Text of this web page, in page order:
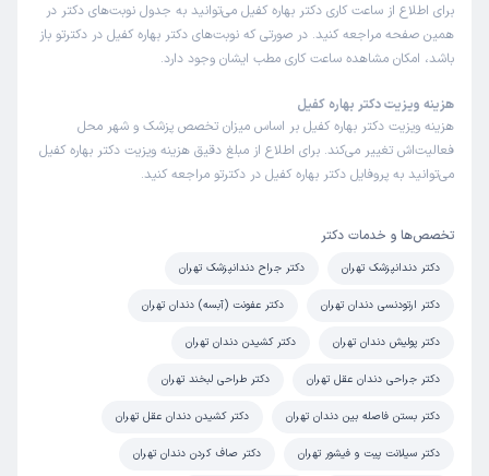
برای اطلاع از ساعت کاری دکتر بهاره کفیل می‌توانید به جدول نوبت‌های دکتر در
همین صفحه مراجعه کنید. در صورتی که نوبت‌های دکتر بهاره کفیل در دکترتو باز
باشد، امکان مشاهده ساعت کاری مطب ایشان وجود دارد.
هزینه ویزیت دکتر بهاره کفیل
هزینه ویزیت دکتر بهاره کفیل بر اساس میزان تخصص پزشک و شهر محل
فعالیت‌اش تغییر می‌کند. برای اطلاع از مبلغ دقیق هزینه ویزیت دکتر بهاره کفیل
می‌توانید به پروفایل دکتر بهاره کفیل در دکترتو مراجعه کنید.
تخصص‌ها و خدمات دکتر
دکتر دندانپزشک تهران دکتر جراح دندانپزشک تهران
دکتر ارتودنسی دندان تهران دکتر عفونت (آبسه) دندان تهران
دکتر پولیش دندان تهران دکتر کشیدن دندان تهران
دکتر جراحی دندان عقل تهران دکتر طراحی لبخند تهران
دکتر بستن فاصله بین دندان تهران دکتر کشیدن دندان عقل تهران
دکتر سیلانت پیت و فیشور تهران دکتر صاف کردن دندان تهران